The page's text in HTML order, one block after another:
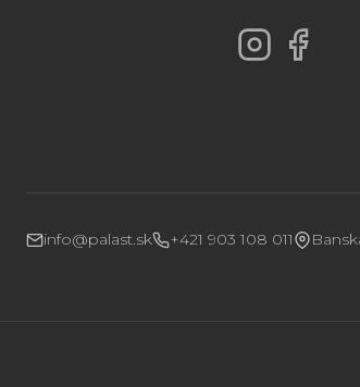
info@palast.sk +421 903 108 011